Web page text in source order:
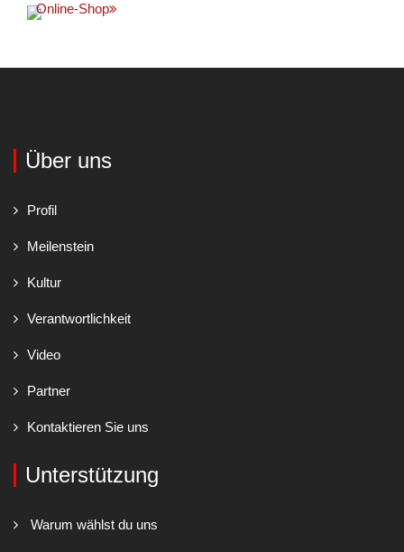
Online-Shop
Über uns
Profil
Meilenstein
Kultur
Verantwortlichkeit
Video
Partner
Kontaktieren Sie uns
Unterstützung
Warum wählst du uns